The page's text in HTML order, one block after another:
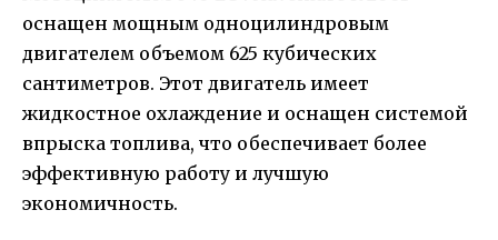
оснащен мощным одноцилиндровым
двигателем объемом 625 кубических
сантиметров. Этот двигатель имеет
жидкостное охлаждение и оснащен системой
впрыска топлива, что обеспечивает более
эффективную работу и лучшую
экономичность.